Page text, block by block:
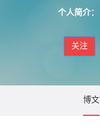
个人简介：
关注
博文